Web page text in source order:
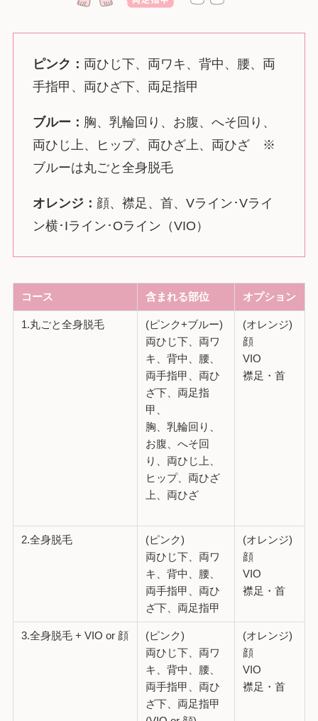
ピンク： 両ひじ下、両ワキ、背中、腰、両
手指甲、両ひざ下、両足指甲
ブルー： 胸、乳輪回り、お腹、へそ回り、
両ひじ上、ヒップ、両ひざ上、両ひざ ※
ブルーは丸ごと全身脱毛
オレンジ： 顔、襟足、首、Vライン･Vライ
ン横･Iライン･Oライン（VIO）
コース 含まれる部位 オプション
1.丸ごと全身脱毛
(ピンク+ブルー)
両ひじ下、両ワ
キ、背中、腰、
両手指甲、両ひ
ざ下、両足指
甲、
胸、乳輪回り、
お腹、へそ回
り、両ひじ上、
ヒップ、両ひざ
上、両ひざ
(オレンジ)
顔
VIO
襟足・首
2.全身脱毛
(ピンク)
両ひじ下、両ワ
キ、背中、腰、
両手指甲、両ひ
ざ下、両足指甲
(オレンジ)
顔
VIO
襟足・首
3.全身脱毛 + VIO or 顔
(ピンク)
両ひじ下、両ワ
キ、背中、腰、
両手指甲、両ひ
ざ下、両足指甲
(オレンジ)
顔
VIO
襟足・首